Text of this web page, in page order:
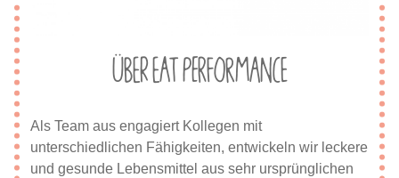
Über eat Performance
Als Team aus engagiert Kollegen mit
unterschiedlichen Fähigkeiten, entwickeln wir leckere
und gesunde Lebensmittel aus sehr ursprünglichen